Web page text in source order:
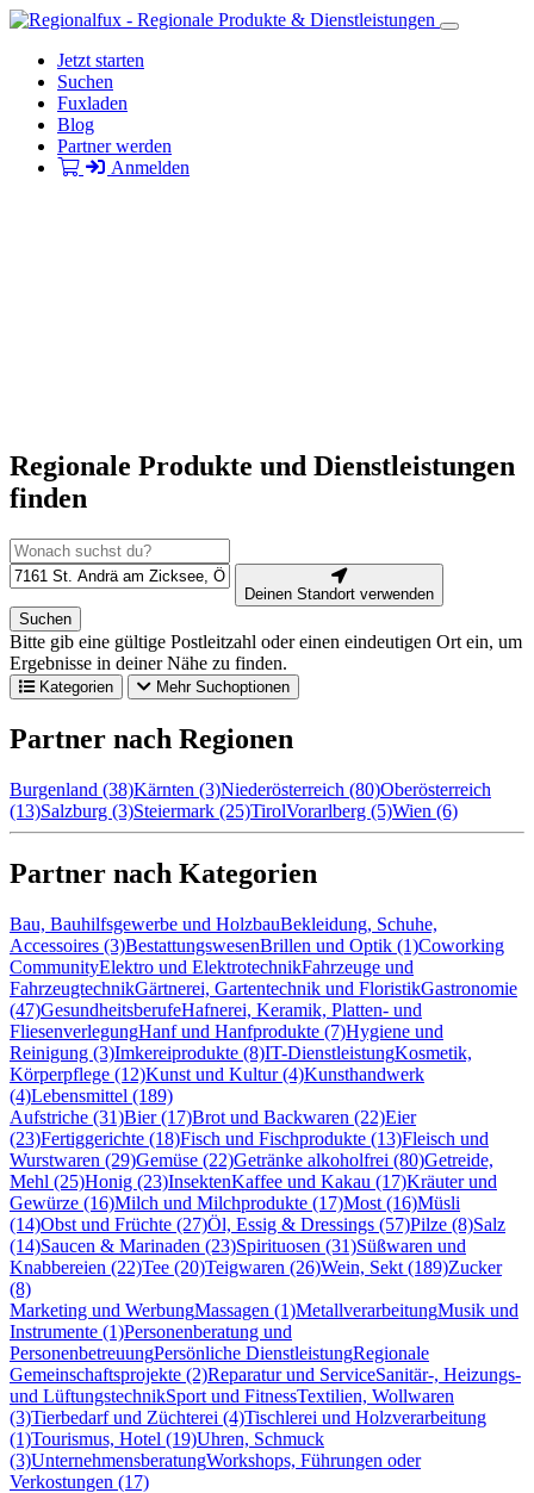
Jetzt starten
Suchen
Fuxladen
Blog
Partner werden
Anmelden
Regionale Produkte und Dienstleistungen
finden
Deinen Standort verwenden
Suchen
Bitte gib eine gültige Postleitzahl oder einen eindeutigen Ort ein, um
Ergebnisse in deiner Nähe zu finden.
Kategorien Mehr Suchoptionen
Partner nach Regionen
Burgenland (38)Kärnten (3)Niederösterreich (80)Oberösterreich
(13)Salzburg (3)Steiermark (25)TirolVorarlberg (5)Wien (6)
Partner nach Kategorien
Bau, Bauhilfsgewerbe und HolzbauBekleidung, Schuhe,
Accessoires (3)BestattungswesenBrillen und Optik (1)Coworking
CommunityElektro und ElektrotechnikFahrzeuge und
FahrzeugtechnikGärtnerei, Gartentechnik und FloristikGastronomie
(47)GesundheitsberufeHafnerei, Keramik, Platten- und
FliesenverlegungHanf und Hanfprodukte (7)Hygiene und
Reinigung (3)Imkereiprodukte (8)IT-DienstleistungKosmetik,
Körperpflege (12)Kunst und Kultur (4)Kunsthandwerk
(4)Lebensmittel (189)
Aufstriche (31)Bier (17)Brot und Backwaren (22)Eier
(23)Fertiggerichte (18)Fisch und Fischprodukte (13)Fleisch und
Wurstwaren (29)Gemüse (22)Getränke alkoholfrei (80)Getreide,
Mehl (25)Honig (23)InsektenKaffee und Kakau (17)Kräuter und
Gewürze (16)Milch und Milchprodukte (17)Most (16)Müsli
(14)Obst und Früchte (27)Öl, Essig & Dressings (57)Pilze (8)Salz
(14)Saucen & Marinaden (23)Spirituosen (31)Süßwaren und
Knabbereien (22)Tee (20)Teigwaren (26)Wein, Sekt (189)Zucker
(8)
Marketing und WerbungMassagen (1)MetallverarbeitungMusik und
Instrumente (1)Personenberatung und
PersonenbetreuungPersönliche DienstleistungRegionale
Gemeinschaftsprojekte (2)Reparatur und ServiceSanitär-, Heizungs-
und LüftungstechnikSport und FitnessTextilien, Wollwaren
(3)Tierbedarf und Züchterei (4)Tischlerei und Holzverarbeitung
(1)Tourismus, Hotel (19)Uhren, Schmuck
(3)UnternehmensberatungWorkshops, Führungen oder
Verkostungen (17)